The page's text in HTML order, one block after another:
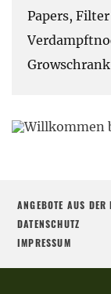
Papers,
ANGEBOTE AUS
DATENSCHUTZ
IMPRESSUM